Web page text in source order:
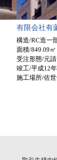
有限会社有
構造/RC造一
面積/849.09㎡
受注形態/元請
竣工/平成12
施工場所/佐